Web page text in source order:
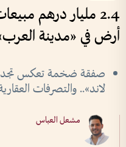
أرض في «مدينة
صفقة ضخمة تعكس تجدد
لاند».. والتصرفات العقارية تتجاوز
مشعل العباس